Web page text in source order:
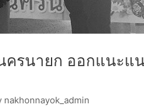
รนายก ออกแนะแ
nakhonnayok_admin